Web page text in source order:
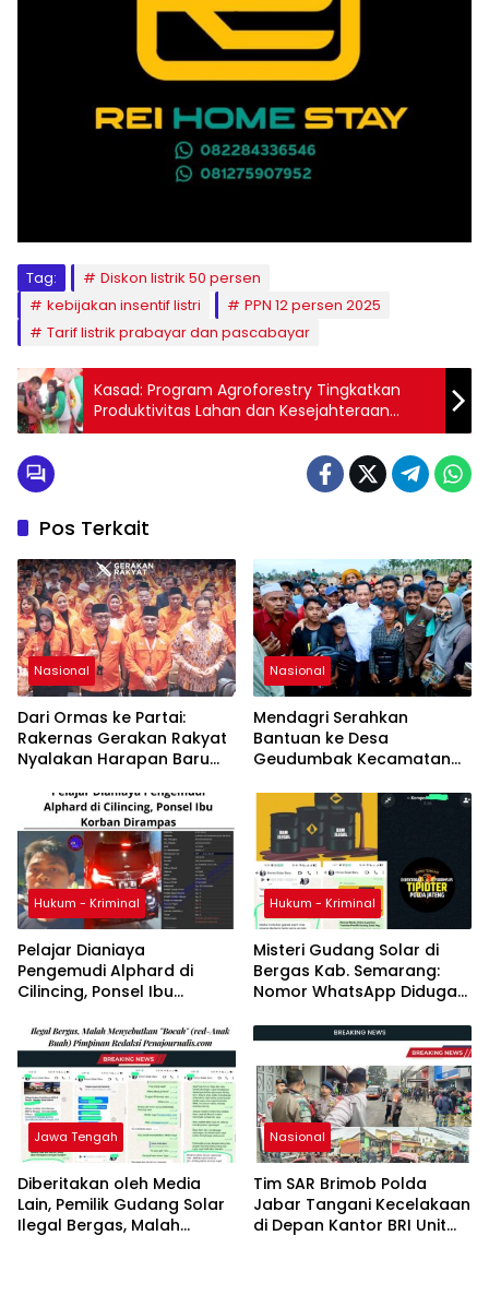
Tag:
Diskon listrik 50 persen
kebijakan insentif listri
PPN 12 persen 2025
Tarif listrik prabayar dan pascabayar
Kasad: Program Agroforestry Tingkatkan
Produktivitas Lahan dan Kesejahteraan
Rakyat
Pos Terkait
Nasional
Dari Ormas ke Partai:
Rakernas Gerakan Rakyat
Nyalakan Harapan Baru
Nasional
Mendagri Serahkan
Bantuan ke Desa
Geudumbak Kecamatan
Hukum - Kriminal
Pelajar Dianiaya
Pengemudi Alphard di
Cilincing, Ponsel Ibu
Hukum - Kriminal
Misteri Gudang Solar di
Bergas Kab. Semarang:
Nomor WhatsApp Diduga
Tindaklanjut Polisi Turun ke
Jawa Tengah
Diberitakan oleh Media
Lain, Pemilik Gudang Solar
Ilegal Bergas, Malah
Nasional
Tim SAR Brimob Polda
Jabar Tangani Kecelakaan
di Depan Kantor BRI Unit